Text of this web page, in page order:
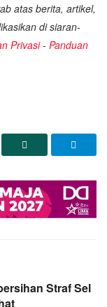
atas berita, artikel,
di siaran-
Privasi- Panduan
Straf Sel